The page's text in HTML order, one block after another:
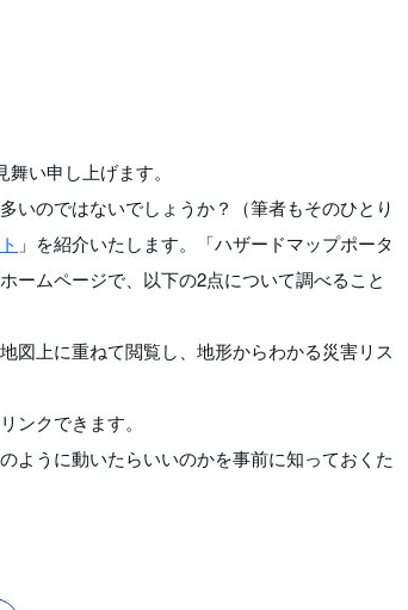
い申し上げます。
いのではないでしょうか？（筆者もそのひとり
」を紹介いたします。「ハザードマップポータ
ームページで、以下の2点について調べること
図上に重ねて閲覧し、地形からわかる災害リス
ンクできます。
ように動いたらいいのかを事前に知っておくた